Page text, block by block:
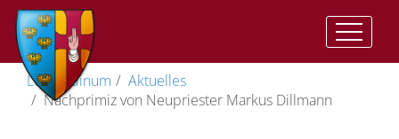
Auftrag
und
Ziel
Der
Auftrag
Vorwort
Gemeinsame
II.
Vat:
Presbyterorum
Geistliche
Ausbildung
Im
Herzen
Katharinenkapelle
Anbetungskapelle
Träger
Direktor
Leopoldinum
Aktuelles
Nachprimiz von Neupriester Markus Dillmann